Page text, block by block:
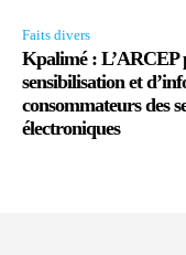
Faits divers
Kpalimé : L’ARCEP
sensibilisation et
consommateurs des
électroniques